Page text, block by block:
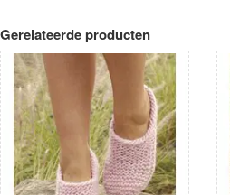
Gerelateerde producten